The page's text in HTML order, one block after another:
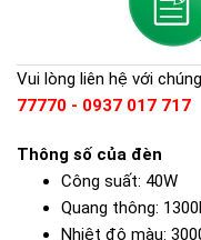
Vui lòng liên hệ với
77770 - 0937 017 717
Thông số của đèn
Công suất: 40W
Quang thông:
Nhiệt độ màu: